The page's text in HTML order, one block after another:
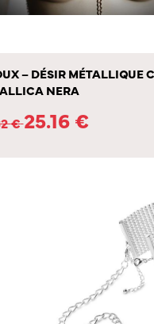
– DÉSIR MÉTALLIQUE
NERA
€25.16 €